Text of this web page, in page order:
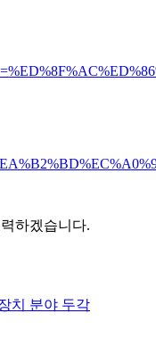
하겠습니다.
치 분야 두각